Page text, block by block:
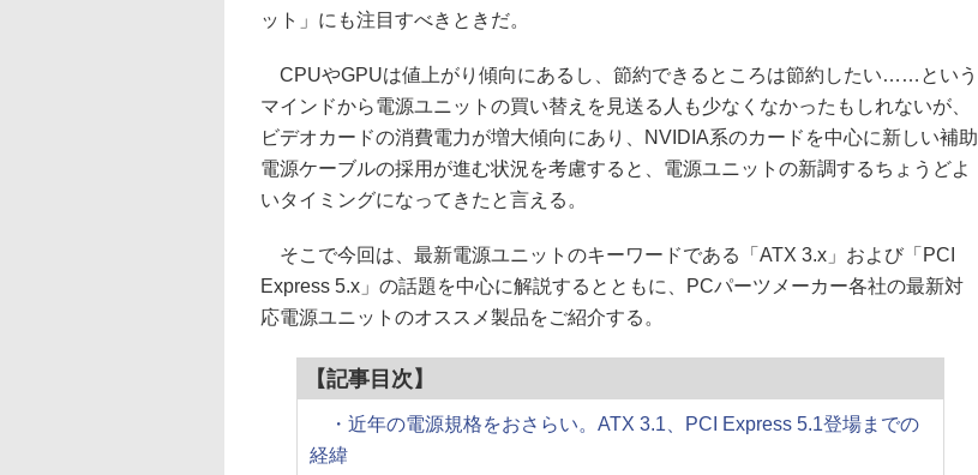
ット」にも注目すべきときだ。
CPUやGPUは値上がり傾向にあるし、節約できるところは節約したい……という
マインドから電源ユニットの買い替えを見送る人も少なくなかったもしれないが、
ビデオカードの消費電力が増大傾向にあり、NVIDIA系のカードを中心に新しい補助
電源ケーブルの採用が進む状況を考慮すると、電源ユニットの新調するちょうどよ
いタイミングになってきたと言える。
そこで今回は、最新電源ユニットのキーワードである「ATX 3.x」および「PCI
Express 5.x」の話題を中心に解説するとともに、PCパーツメーカー各社の最新対
応電源ユニットのオススメ製品をご紹介する。
【記事目次】
・近年の電源規格をおさらい。ATX 3.1、PCI Express 5.1登場までの
経緯